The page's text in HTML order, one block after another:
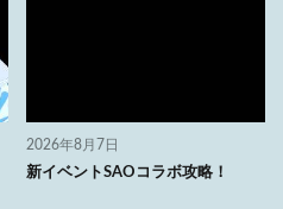
2026年8月7日
新イベントSAOコラボ攻略！